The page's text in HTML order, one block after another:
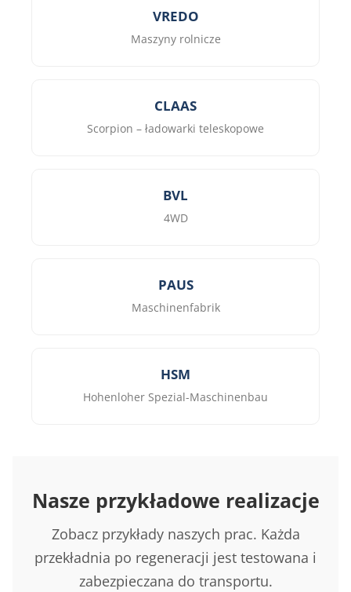
VREDO
Maszyny rolnicze
CLAAS
Scorpion – ładowarki teleskopowe
BVL
4WD
PAUS
Maschinenfabrik
HSM
Hohenloher Spezial-Maschinenbau
Nasze przykładowe realizacje
Zobacz przykłady naszych prac. Każda
przekładnia po regeneracji jest testowana i
zabezpieczana do transportu.